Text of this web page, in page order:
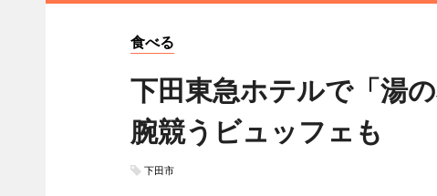
食べる
下田東急ホテルで「湯
腕競うビュッフェも
下田市